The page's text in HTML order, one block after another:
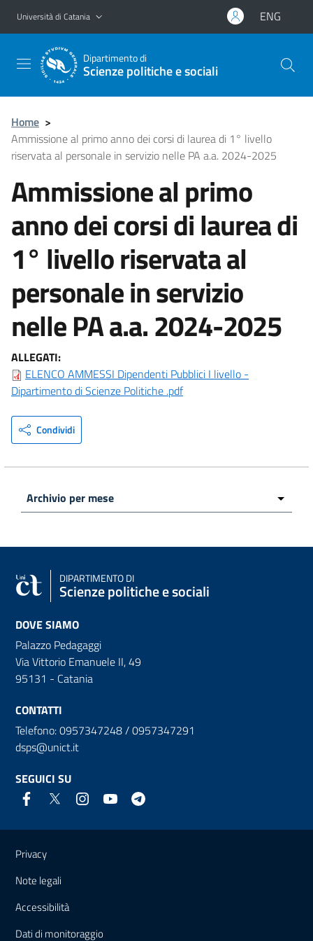
Vai al contenuto principale
Vai al menu di navigazione
Università di Catania ENG
Dipartimento di
Scienze politiche e sociali
Home >
Ammissione al primo anno dei corsi di laurea di 1° livello
riservata al personale in servizio nelle PA a.a. 2024-2025
Ammissione al primo
anno dei corsi di laurea di
1° livello riservata al
personale in servizio
nelle PA a.a. 2024-2025
ALLEGATI:
ELENCO AMMESSI Dipendenti Pubblici I livello -
Dipartimento di Scienze Politiche .pdf
Condividi
DIPARTIMENTO DI
Scienze politiche e sociali
DOVE SIAMO
Palazzo Pedagaggi
Via Vittorio Emanuele II, 49
95131 - Catania
CONTATTI
Telefono: 0957347248 / 0957347291
dsps@unict.it
SEGUICI SU
Link e informazioni utili
Privacy
Note legali
Accessibilità
Dati di monitoraggio